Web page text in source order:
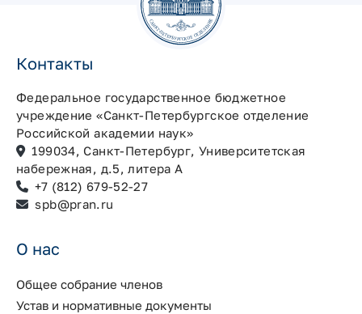
Контакты
Федеральное государственное бюджетное
учреждение «Санкт-Петербургское отделение
Российской академии наук»
199034, Санкт-Петербург, Университетская
набережная, д.5, литера А
+7 (812) 679-52-27
spb@pran.ru
О нас
Общее собрание членов
Устав и нормативные документы